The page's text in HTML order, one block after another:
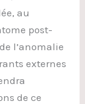
au
post-
l’anomalie
externes
de ce